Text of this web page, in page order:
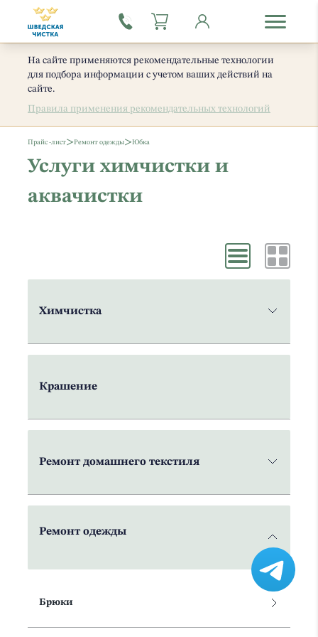
На сайте применяются рекомендательные технологии
для подбора информации с учетом ваших действий на
сайте.
Правила применения рекомендательных технологий
Прайс -лист>Ремонт одежды>Юбка
Услуги химчистки и
аквачистки
Химчистка
Крашение
Ремонт домашнего текстиля
Ремонт одежды
Брюки